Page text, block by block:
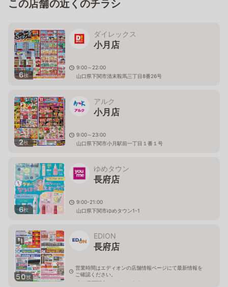
この店舗の近くのチラシ
6枚
ダイレックス
小月店
9:00～22:00
山口県下関市清末鞍馬三丁目8番26号
2枚
アルク
小月店
9:00～23:00
山口県下関市小月駅前一丁目１番１号
6枚
ゆめタウン
長府店
9:00-21:00
山口県下関市ゆめタウン1-1
50枚
EDION
長府店
営業時間はエディオンの店舗情報ページにて最新情報を
ご確認ください。
山口県下関市ゆめタウン2-3